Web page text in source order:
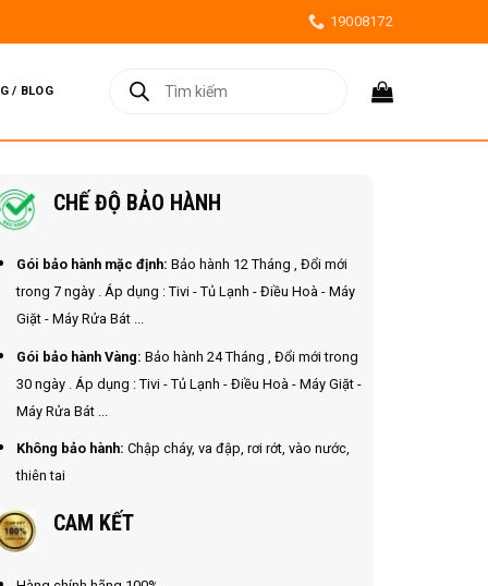
19008172
/ BLOG
kiếm
CHẾ ĐỘ BẢO HÀNH
Gói bảo hành mặc định: Bảo hành 12 Tháng , Đổi mới
trong 7 ngày . Áp dụng : Tivi - Tủ Lạnh - Điều Hoà - Máy
Giặt - Máy Rửa Bát ...
Gói bảo hành Vàng: Bảo hành 24 Tháng , Đổi mới trong
30 ngày . Áp dụng : Tivi - Tủ Lạnh - Điều Hoà - Máy Giặt -
Máy Rửa Bát ...
Không bảo hành: Chập cháy, va đập, rơi rớt, vào nước,
thiên tai
CAM KẾT